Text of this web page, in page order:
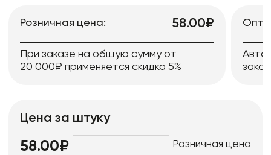
Розничная цена: 58.00₽
При заказе на общую сумму от
20 000₽ применяется скидка 5%
Цена за штуку
58.00₽ Розничная цена